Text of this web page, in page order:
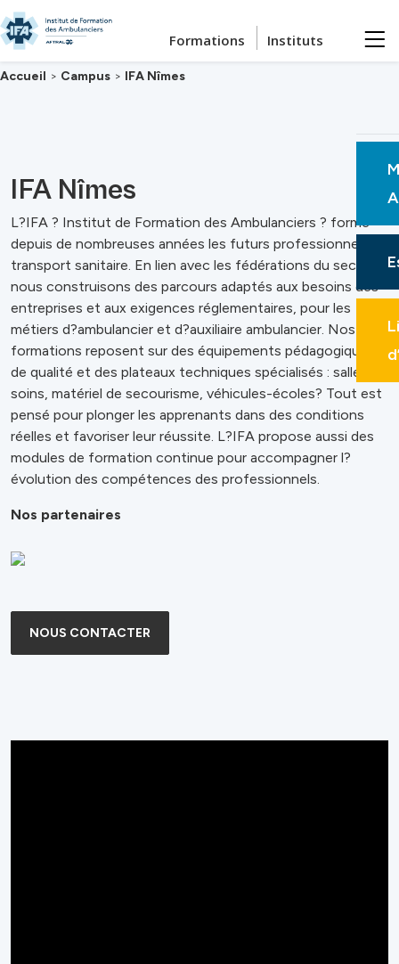
Passer au contenu principal
Formations Instituts
Accueil > Campus > IFA Nîmes
IFA Nîmes
L?IFA ? Institut de Formation des Ambulanciers ? forme
depuis de nombreuses années les futurs professionnels du
transport sanitaire. En lien avec les fédérations du secteur,
nous construisons des parcours adaptés aux besoins des
entreprises et aux exigences réglementaires, pour les
métiers d?ambulancier et d?auxiliaire ambulancier. Nos
formations reposent sur des équipements pédagogiques
de qualité et des plateaux techniques spécialisés : salles de
soins, matériel de secourisme, véhicules-écoles? Tout est
pensé pour plonger les apprenants dans des conditions
réelles et favoriser leur réussite. L?IFA propose aussi des
modules de formation continue pour accompagner l?
évolution des compétences des professionnels.
Nos partenaires
NOUS CONTACTER